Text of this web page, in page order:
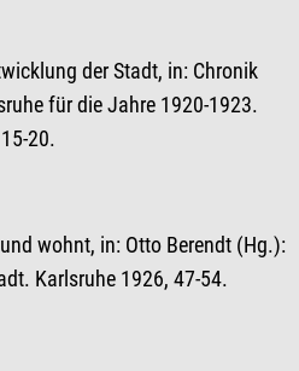
der Stadt, in: Chronik
für die Jahre 1920-1923.
20.
wohnt, in: Otto Berendt (Hg.):
Karlsruhe 1926, 47-54.